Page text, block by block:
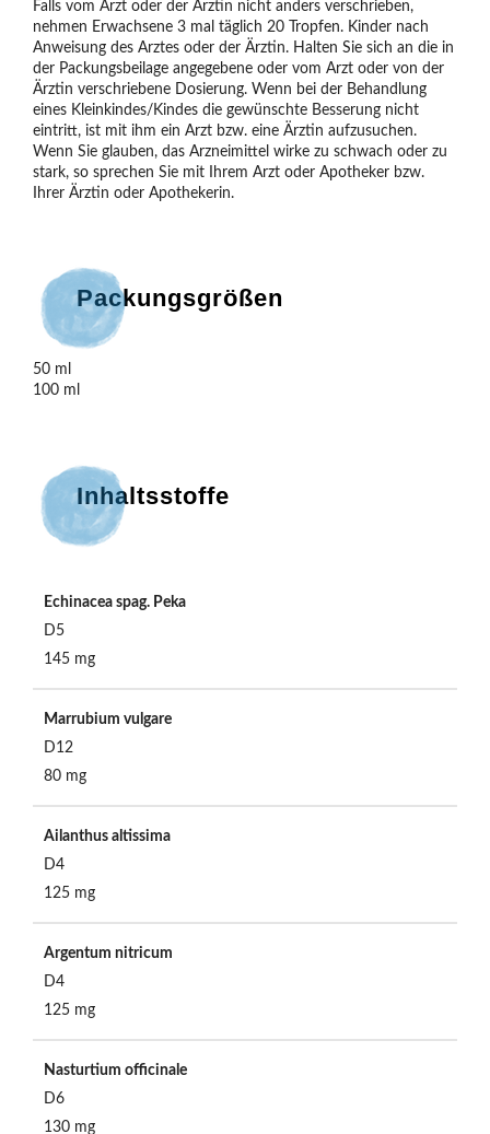
Falls vom Arzt oder der Ärztin nicht anders verschrieben,
nehmen Erwachsene 3 mal täglich 20 Tropfen. Kinder nach
Anweisung des Arztes oder der Ärztin. Halten Sie sich an die in
der Packungsbeilage angegebene oder vom Arzt oder von der
Ärztin verschriebene Dosierung. Wenn bei der Behandlung
eines Kleinkindes/Kindes die gewünschte Besserung nicht
eintritt, ist mit ihm ein Arzt bzw. eine Ärztin aufzusuchen.
Wenn Sie glauben, das Arzneimittel wirke zu schwach oder zu
stark, so sprechen Sie mit Ihrem Arzt oder Apotheker bzw.
Ihrer Ärztin oder Apothekerin.
Packungsgrößen
50 ml
100 ml
Inhaltsstoffe
Echinacea spag. Peka
D5
145 mg
Marrubium vulgare
D12
80 mg
Ailanthus altissima
D4
125 mg
Argentum nitricum
D4
125 mg
Nasturtium officinale
D6
130 mg